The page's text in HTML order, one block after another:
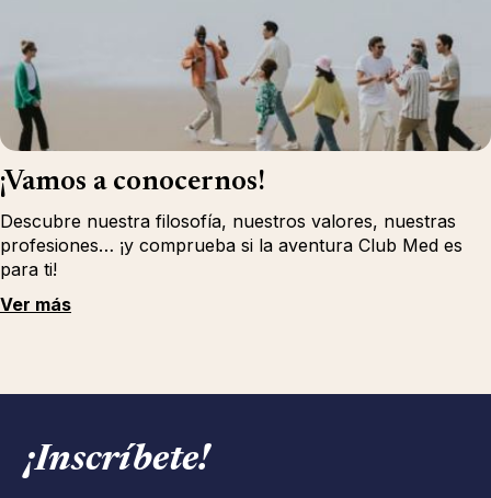
¡Vamos a conocernos!
Descubre nuestra filosofía, nuestros valores, nuestras
profesiones… ¡y comprueba si la aventura Club Med es
para ti!
Ver más
¡Inscríbete!